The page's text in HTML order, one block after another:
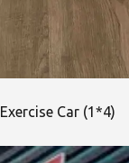
Exercise Car (1*4)